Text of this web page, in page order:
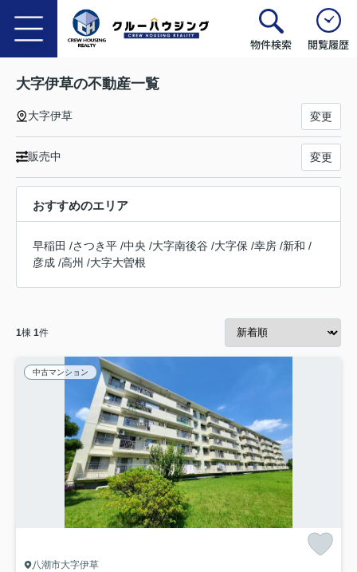
物件検索 閲覧履歴
大字伊草の不動産一覧
大字伊草 変更
販売中 変更
おすすめのエリア
早稲田 /さつき平 /中央 /大字南後谷 /大字保 /幸房 /新和 /
彦成 /高州 /大字大曽根
1棟 1件
中古マンション
八潮市大字伊草